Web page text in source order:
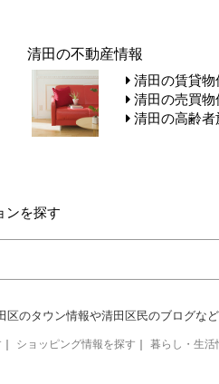
清田の不動産情報
清田の賃貸物
清田の売買物
清田の高齢者
ンを探す
のタウン情報や清田区民のブログ
｜ ショッピング情報を探す ｜ 暮らし・生活